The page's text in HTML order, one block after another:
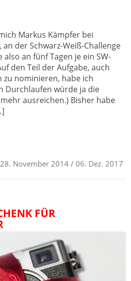
Markus Kämpfer bei
der Schwarz-Weiß-Challenge
an fünf Tagen je ein SW-
den Teil der Aufgabe, auch
nominieren, habe ich
Durchlaufen würde ja die
ausreichen.) Bisher habe
28. November 2014 / 06. Dez. 2017
FÜR